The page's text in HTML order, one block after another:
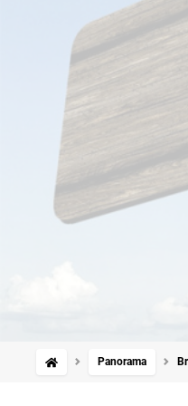
Panorama